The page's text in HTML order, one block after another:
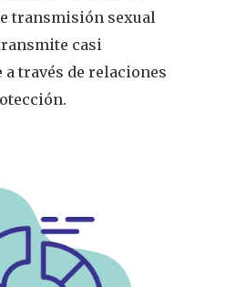
transmisión sexual
casi
través de relaciones